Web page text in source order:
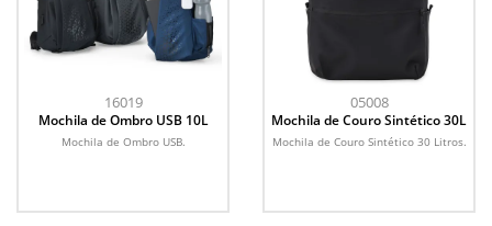
16019
Mochila de Ombro USB 10L
Mochila de Ombro USB.
05008
Mochila de Couro Sintético 30L
Mochila de Couro Sintético 30 Litros.